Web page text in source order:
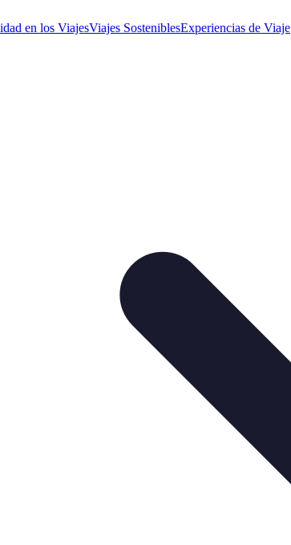
en los ViajesViajes SosteniblesExperiencias de Viaje